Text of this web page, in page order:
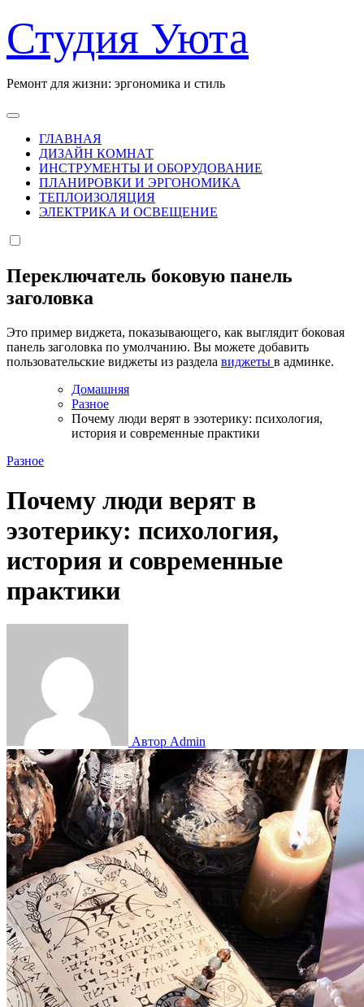
к
содержанию
Студия Уюта
Ремонт для жизни: эргономика и стиль
ГЛАВНАЯ
ДИЗАЙН КОМНАТ
ИНСТРУМЕНТЫ И ОБОРУДОВАНИЕ
ПЛАНИРОВКИ И ЭРГОНОМИКА
ТЕПЛОИЗОЛЯЦИЯ
ЭЛЕКТРИКА И ОСВЕЩЕНИЕ
Переключатель боковую панель
заголовка
Это пример виджета, показывающего, как выглядит боковая
панель заголовка по умолчанию. Вы можете добавить
пользовательские виджеты из раздела виджеты в админке.
Домашняя
Разное
Почему люди верят в эзотерику: психология,
история и современные практики
Разное
Почему люди верят в
эзотерику: психология,
история и современные
практики
Автор Admin